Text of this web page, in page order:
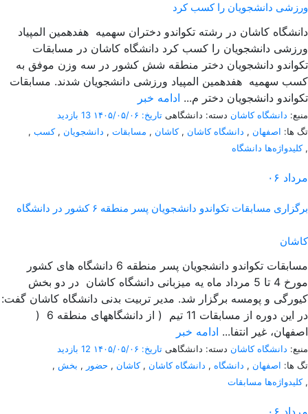
ورزشی دانشجویان را کسب کرد
دانشگاه کاشان در رشته تکواندو دختران سهمیه هفدهمین المپیاد
ورزشی دانشجویان را کسب کرد دانشگاه کاشان در مسابقات
تکواندو دانشجویان دختر منطقه شش کشور در سه وزن موفق به
کسب سهمیه هفدهمین المپیاد ورزشی دانشجویان شدند. مسابقات
تکواندو دانشجویان دختر م... ادامه خبر
منبع: دانشگاه کاشان دسته: دانشگاهی تاریخ: ۱۴۰۵/۰۵/۰۶
13 بازدید
تگ ها: اصفهان , دانشگاه کاشان ,کاشان , مسابقات , دانشجویان ,کسب ,
کلیدواژه‌ها دانشگاه,
۰۶ مرداد
برگزاری مسابقات تکواندو دانشجویان پسر منطقه ۶ کشور در دانشگاه
کاشان
مسابقات تکواندو دانشجویان پسر منطقه 6 دانشگاه های کشور
مورخ 4 تا 5 مرداد ماه یه میزبانی دانشگاه کاشان در دو بخش
کیورگی و پومسه برگزار شد. مدیر تربیت بدنی دانشگاه کاشان گفت:
در این دوره از مسابقات 11 تیم ( از دانشگاههای منطقه 6 (
اصفهان، غیر انتفا... ادامه خبر
منبع: دانشگاه کاشان دسته: دانشگاهی تاریخ: ۱۴۰۵/۰۵/۰۶
12 بازدید
تگ ها: اصفهان , دانشگاه , دانشگاه کاشان ,کاشان , حضور , بخش ,
کلیدواژه‌ها مسابقات,
۰۶ مرداد